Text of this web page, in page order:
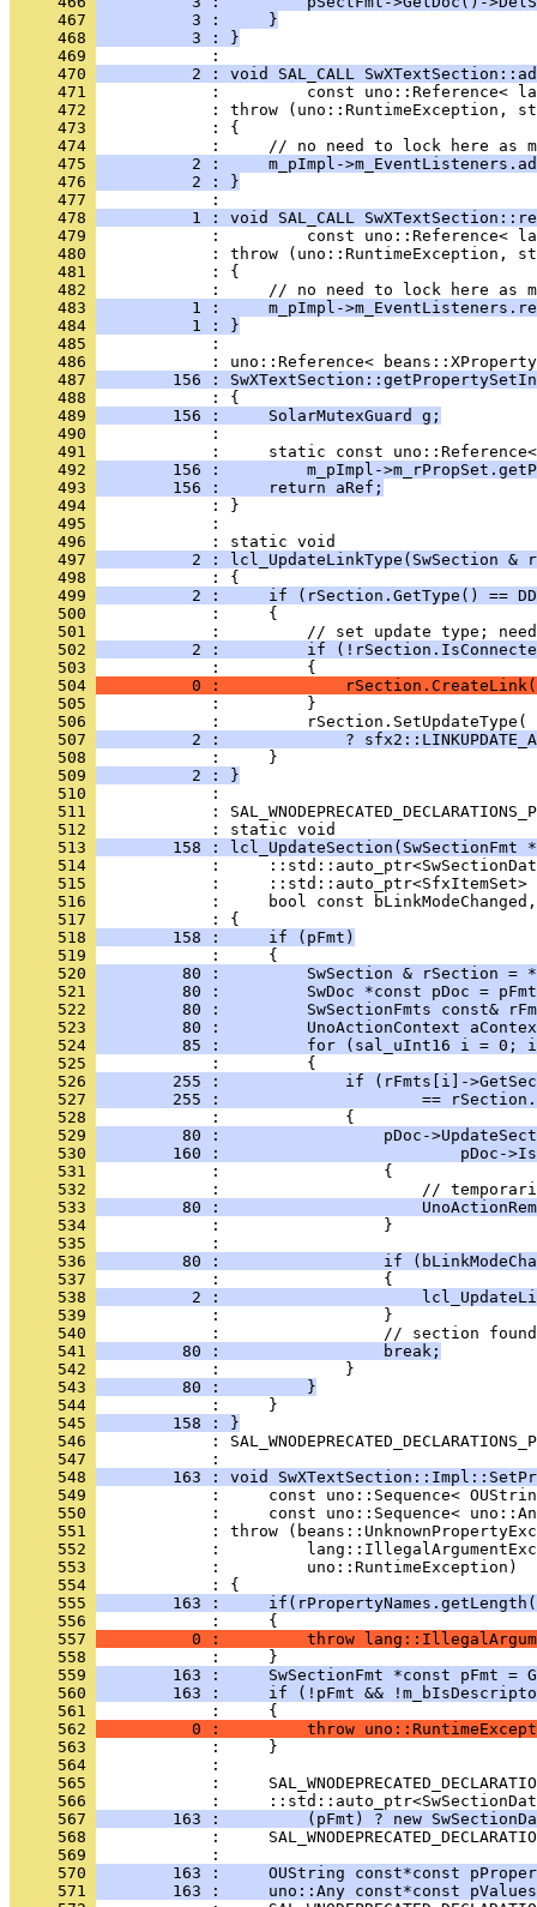
     467
          3 :     }
     468
          3 : }
     469
     470
2 : void SAL_CALL
     471
     472
     473
     474
     475
2 :     m_pImpl-
     476
          2 : }
     477
     478
1 : void SAL_CALL
     479
     480
     481
     482
     483
1 :     m_pImpl-
     484
          1 : }
     485
            :
     486
     487
156 :
     488
     489
        156 :     SolarMutexGuard g;
     490
     491
     492
156 :         m_pImpl-
     493
        156 :     return aRef;
     494
     495
            :
     496
     497
2 : lcl_UpdateLinkType(SwSection &
     498
     499
2 :     if (rSection.GetType() ==
     500
     501
     502
2 :         if
     503
     504
0 :
     505
     506
     507
2 :             ?
     508
     509
          2 : }
     510
     511
:
     512
     513
158 : lcl_UpdateSection(SwSectionFmt
     514
     515
     516
     517
     518
        158 :     if (pFmt)
     519
     520
80 :         SwSection & rSection =
     521
80 :         SwDoc *const pDoc =
     522
80 :         SwSectionFmts const&
     523
80 :         UnoActionContext
     524
85 :         for (sal_uInt16 i = 0;
     525
     526
255 :             if (rFmts[i]-
     527
255 :                     ==
     528
     529
80 :                 pDoc-
     530
160 :                         pDoc-
     531
     532
     533
80 :
     534
     535
     536
80 :                 if
     537
     538
2 :
     539
     540
     541
         80 :                 break;
     542
     543
         80 :         }
     544
     545
        158 : }
     546
:
     547
     548
163 : void
     549
     550
     551
     552
     553
     554
     555
163 :
     556
     557
0 :         throw
     558
     559
163 :     SwSectionFmt *const pFmt =
     560
163 :     if (!pFmt &&
     561
     562
0 :         throw
     563
     564
     565
     566
     567
163 :         (pFmt) ? new
     568
     569
     570
163 :     OUString const*const
     571
163 :     uno::Any const*const